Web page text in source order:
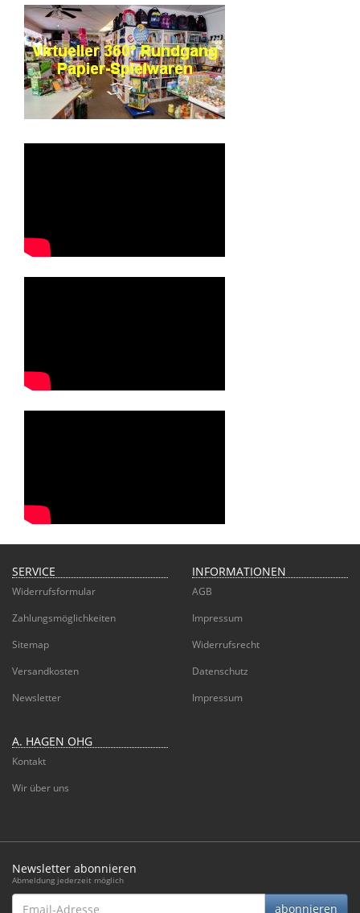
SERVICE
Widerrufsformular
Zahlungsmöglichkeiten
Sitemap
Versandkosten
Newsletter
INFORMATIONEN
AGB
Impressum
Widerrufsrecht
Datenschutz
Impressum
A. HAGEN OHG
Kontakt
Wir über uns
Newsletter abonnieren
Abmeldung jederzeit möglich
Email-
abonnieren